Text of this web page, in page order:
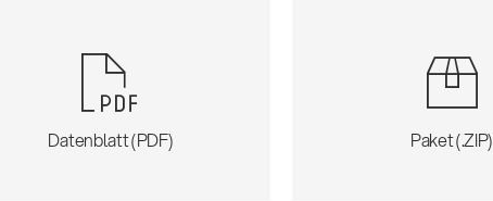
Datenblatt (PDF) Paket (.ZIP)